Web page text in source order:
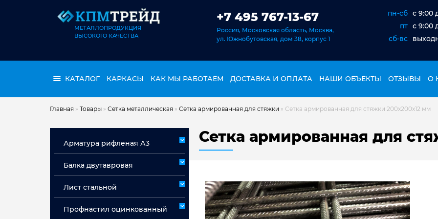
МЕТАЛЛОПРОДУКЦИЯ
ВЫСОКОГО КАЧЕСТВА
+7 495 767-13-67
Россия, Московская область, Москва,
ул. Южнобутовская, дом 38, корпус 1
пн-сб c 9:00
пт c 9:00
сб-вс
КАТАЛОГ КАРКАСЫ КАК МЫ РАБОТАЕМ ДОСТАВКА И ОПЛАТА НАШИ ОБЪЕКТЫ ОТЗЫВЫ О
Главная » Товары » Сетка металлическая » Сетка армированная для стяжки » Сетка армированная для стяжки 200х200х12 мм
Арматура рифленая А3
Арматура мерная А3
Балка двутавровая
Лист стальной
Профнастил оцинкованный
Сетка армированная для